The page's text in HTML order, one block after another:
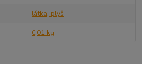
látka, plyš
0,01 kg